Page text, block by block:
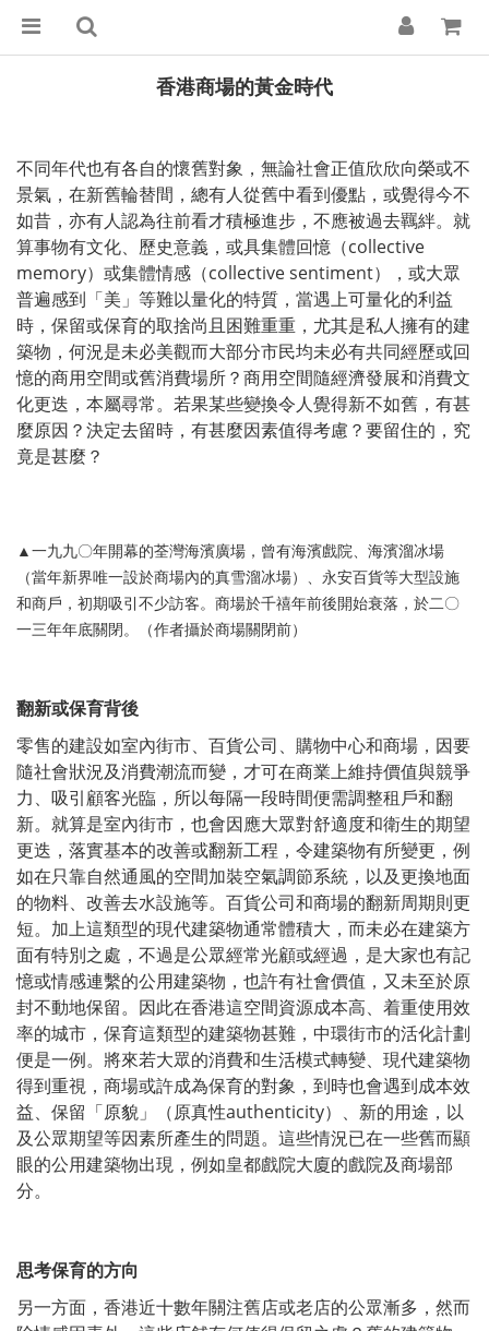
香港商場的黃金時代
不同年代也有各自的懷舊對象，無論社會正值欣欣向榮或不
景氣，在新舊輪替間，總有人從舊中看到優點，或覺得今不
如昔，亦有人認為往前看才積極進步，不應被過去羈絆。就
算事物有文化、歷史意義，或具集體回憶（collective
memory）或集體情感（collective sentiment），或大眾
普遍感到「美」等難以量化的特質，當遇上可量化的利益
時，保留或保育的取捨尚且困難重重，尤其是私人擁有的建
築物，何況是未必美觀而大部分市民均未必有共同經歷或回
憶的商用空間或舊消費場所？商用空間隨經濟發展和消費文
化更迭，本屬尋常。若果某些變換令人覺得新不如舊，有甚
麼原因？決定去留時，有甚麼因素值得考慮？要留住的，究
竟是甚麼？
▲一九九〇年開幕的荃灣海濱廣場，曾有海濱戲院、海濱溜冰場
（當年新界唯一設於商場內的真雪溜冰場）、永安百貨等大型設施
和商戶，初期吸引不少訪客。商場於千禧年前後開始衰落，於二〇
一三年年底關閉。（作者攝於商場關閉前）
翻新或保育背後
零售的建設如室內街市、百貨公司、購物中心和商場，因要
隨社會狀況及消費潮流而變，才可在商業上維持價值與競爭
力、吸引顧客光臨，所以每隔一段時間便需調整租戶和翻
新。就算是室內街市，也會因應大眾對舒適度和衛生的期望
更迭，落實基本的改善或翻新工程，令建築物有所變更，例
如在只靠自然通風的空間加裝空氣調節系統，以及更換地面
的物料、改善去水設施等。百貨公司和商場的翻新周期則更
短。加上這類型的現代建築物通常體積大，而未必在建築方
面有特別之處，不過是公眾經常光顧或經過，是大家也有記
憶或情感連繫的公用建築物，也許有社會價值，又未至於原
封不動地保留。因此在香港這空間資源成本高、着重使用效
率的城市，保育這類型的建築物甚難，中環街市的活化計劃
便是一例。將來若大眾的消費和生活模式轉變、現代建築物
得到重視，商場或許成為保育的對象，到時也會遇到成本效
益、保留「原貌」（原真性authenticity）、新的用途，以
及公眾期望等因素所產生的問題。這些情況已在一些舊而顯
眼的公用建築物出現，例如皇都戲院大廈的戲院及商場部
分。
思考保育的方向
另一方面，香港近十數年關注舊店或老店的公眾漸多，然而